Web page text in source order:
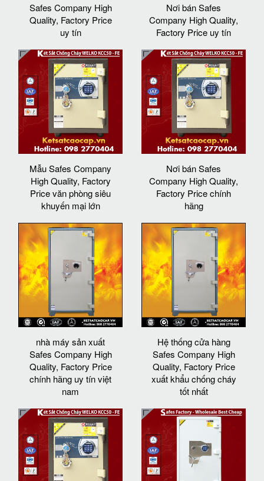
Safes Company High
Quality, Factory Price
uy tín
Nơi bán Safes
Company High Quality,
Factory Price uy tín
Mẫu Safes Company
High Quality, Factory
Price văn phòng siêu
khuyến mại lớn
Nơi bán Safes
Company High Quality,
Factory Price chính
hãng
nhà máy sản xuất
Safes Company High
Quality, Factory Price
chính hãng uy tín việt
nam
Hệ thống cửa hàng
Safes Company High
Quality, Factory Price
xuất khẩu chống cháy
tốt nhất